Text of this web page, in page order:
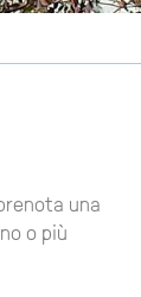
una
o più